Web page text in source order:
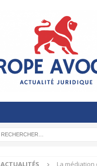
ACTUALITÉS
La médiation